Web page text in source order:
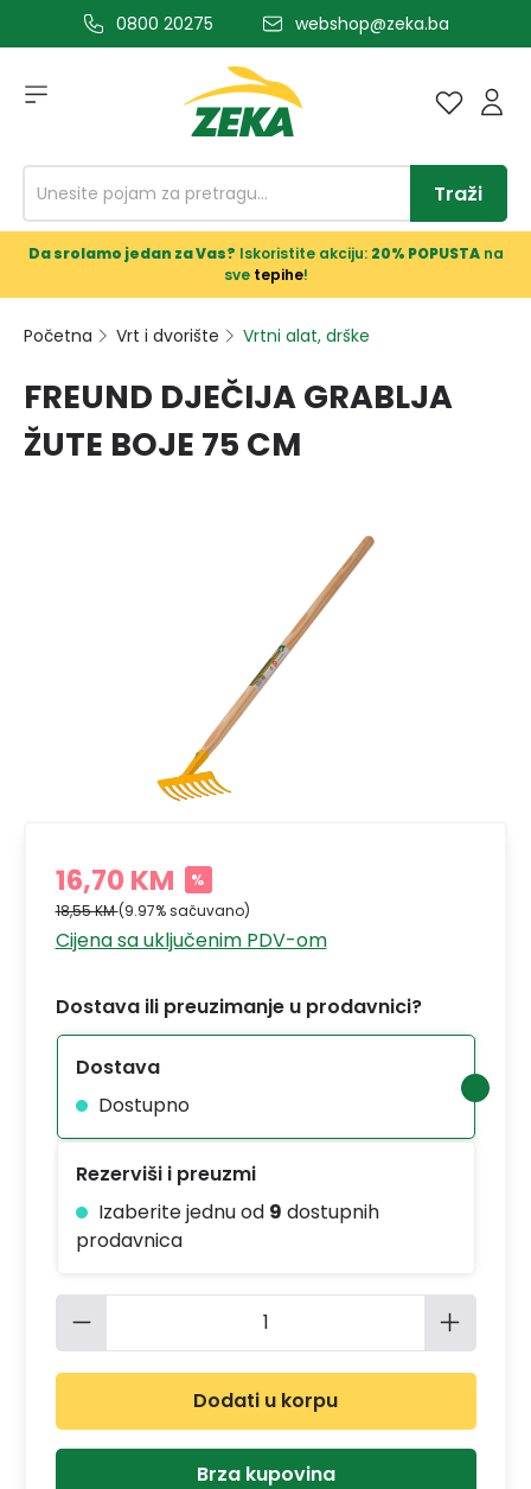
glavni sadržaj0800 20275 webshop@zeka.ba
Traži
Da srolamo jedan za Vas? Iskoristite akciju: 20% POPUSTAna
sve tepihe!
Početna Vrt i dvorište Vrtni alat, drške
FREUND DJEČIJA GRABLJA
ŽUTE BOJE 75 CM
16,70 KM %
18,55 KM(9.97% sačuvano)
Cijena sa uključenim PDV-om
Dostava ili preuzimanje u prodavnici?
Dostava
Dostupno
Rezerviši i preuzmi
Izaberite jednu od 9 dostupnih
prodavnica
Količina proizvoda: Unesite
Dodati u korpu
Brza kupovina